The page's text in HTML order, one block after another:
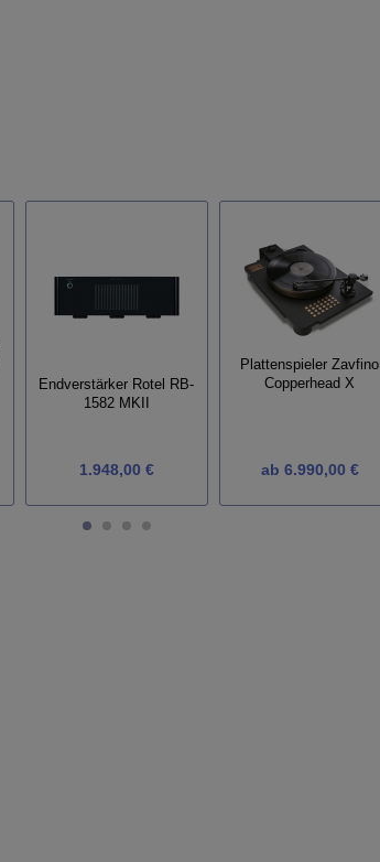
Endverstärker Rotel RB-
1582 MKII
1.948,00 €
Plattenspieler Zavfino
Copperhead X
ab 6.990,00 €